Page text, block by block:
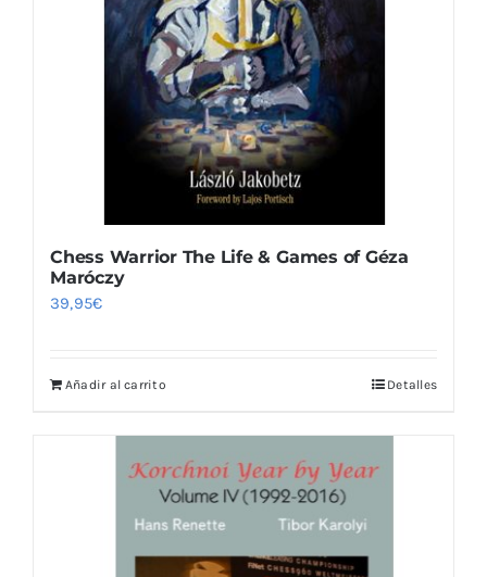
Chess Warrior The Life & Games of Géza
Maróczy
39,95€
Añadir al carrito Detalles